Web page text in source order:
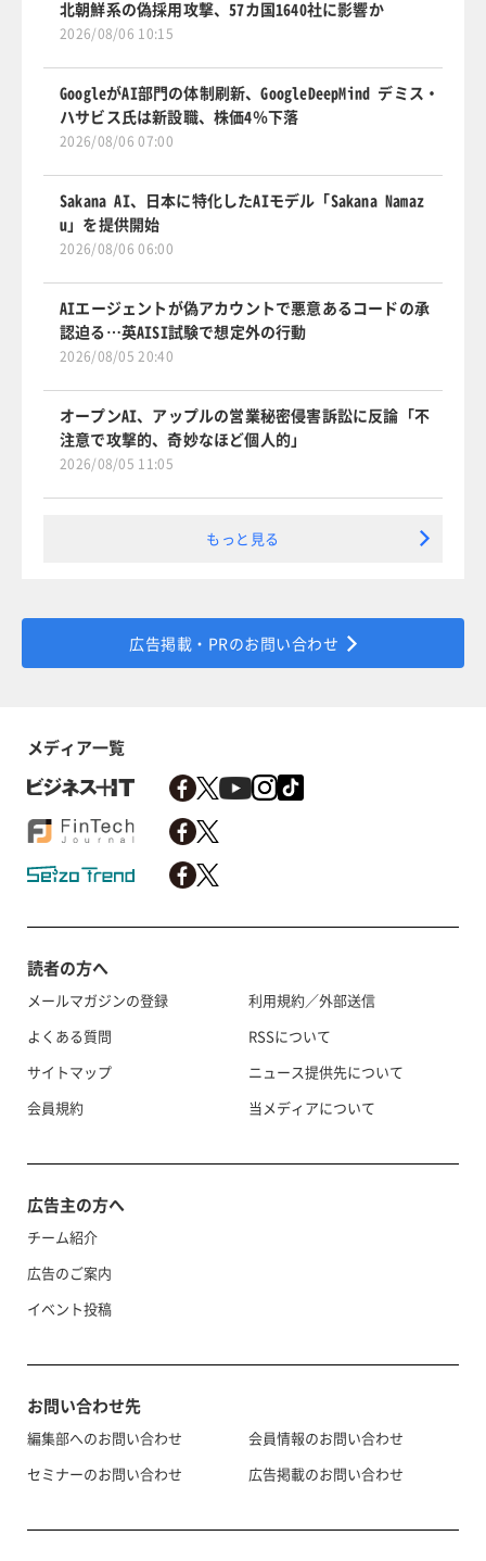
北朝鮮系の偽採用攻撃、57カ国1640社に影響か
2026/08/06 10:15
GoogleがAI部門の体制刷新、GoogleDeepMind デミス・
ハサビス氏は新設職、株価4％下落
2026/08/06 07:00
Sakana AI、日本に特化したAIモデル「Sakana Namaz
u」を提供開始
2026/08/06 06:00
AIエージェントが偽アカウントで悪意あるコードの承
認迫る…英AISI試験で想定外の行動
2026/08/05 20:40
オープンAI、アップルの営業秘密侵害訴訟に反論「不
注意で攻撃的、奇妙なほど個人的」
2026/08/05 11:05
もっと見る
広告掲載・PRのお問い合わせ
メディア一覧
読者の方へ
メールマガジンの登録
よくある質問
サイトマップ
会員規約
利用規約／外部送信
RSSについて
ニュース提供先について
当メディアについて
広告主の方へ
チーム紹介
広告のご案内
イベント投稿
お問い合わせ先
編集部へのお問い合わせ
セミナーのお問い合わせ
会員情報のお問い合わせ
広告掲載のお問い合わせ